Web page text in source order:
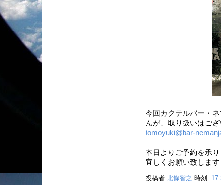
今回カクテルバー・
んが、取り扱いはご
tomoyuki@bar-
本日よりご予約を承り
宜しくお願い致します
投稿者 北條智之 時刻: